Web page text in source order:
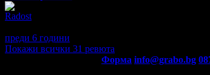
Radost
преди 6 години
Покажи всички 31 ревюта
Форма info@grabo.bg